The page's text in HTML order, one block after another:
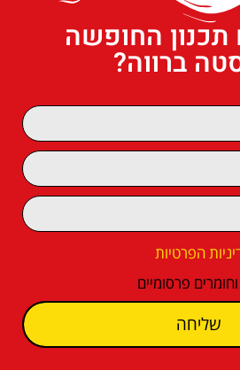
החופשה
ברווה?
הפרטיות
פרסומיים
שליחה